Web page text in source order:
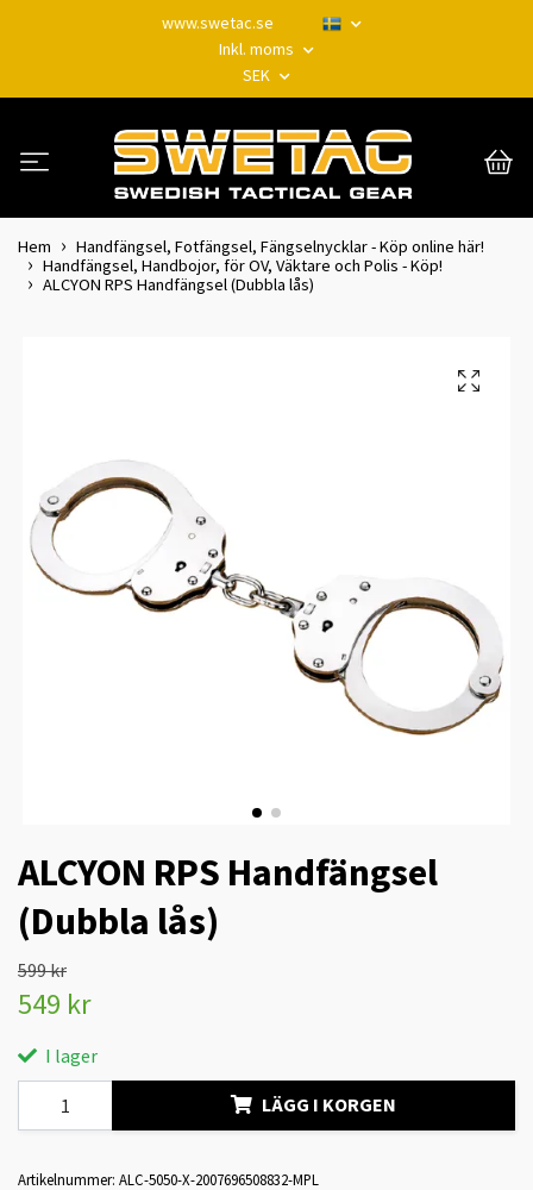
www.swetac.se
Inkl. moms
SEK
Hem
Handfängsel, Fotfängsel, Fängselnycklar - Köp online här!
Handfängsel, Handbojor, för OV, Väktare och Polis - Köp!
ALCYON RPS Handfängsel (Dubbla lås)
ALCYON RPS Handfängsel
(Dubbla lås)
599 kr
549 kr
I lager
LÄGG I KORGEN
Artikelnummer: ALC-5050-X-2007696508832-MPL